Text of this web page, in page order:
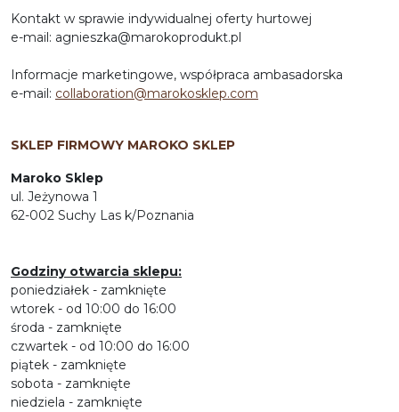
Kontakt w sprawie indywidualnej oferty hurtowej
e-mail: agnieszka@marokoprodukt.pl
Informacje marketingowe, współpraca ambasadorska
e-mail: collaboration@marokosklep.com
SKLEP FIRMOWY MAROKO SKLEP
Maroko Sklep
ul. Jeżynowa 1
62-002 Suchy Las k/Poznania
Godziny otwarcia sklepu:
poniedziałek - zamknięte
wtorek - od 10:00 do 16:00
środa - zamknięte
czwartek - od 10:00 do 16:00
piątek - zamknięte
sobota - zamknięte
niedziela - zamknięte